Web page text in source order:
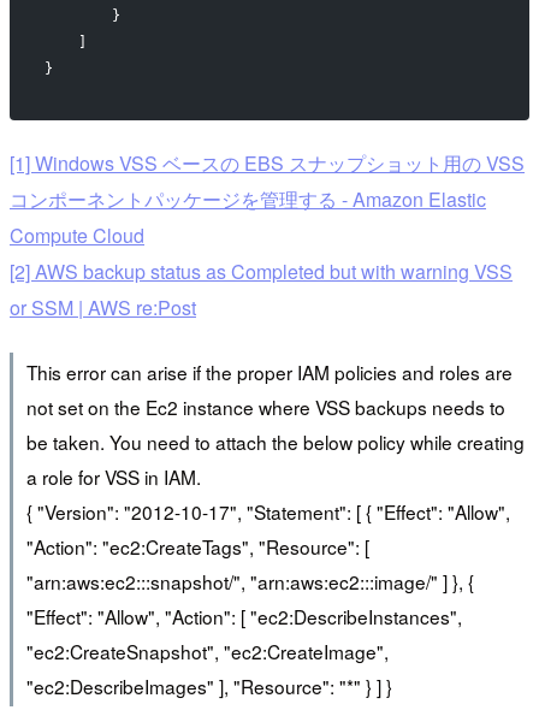
        }
}
[1] Windows VSS ベースの EBS スナップショット用の VSS
コンポーネントパッケージを管理する - Amazon Elastic
Compute Cloud
[2] AWS backup status as Completed but with warning VSS
or SSM | AWS re:Post
This error can arise if the proper IAM policies and roles are
not set on the Ec2 instance where VSS backups needs to
be taken. You need to attach the below policy while creating
a role for VSS in IAM.
{ "Version": "2012-10-17", "Statement": [ { "Effect": "Allow",
"Action": "ec2:CreateTags", "Resource": [
"arn:aws:ec2:::snapshot/", "arn:aws:ec2:::image/" ] }, {
"Effect": "Allow", "Action": [ "ec2:DescribeInstances",
"ec2:CreateSnapshot", "ec2:CreateImage",
"ec2:DescribeImages" ], "Resource": "*" } ] }